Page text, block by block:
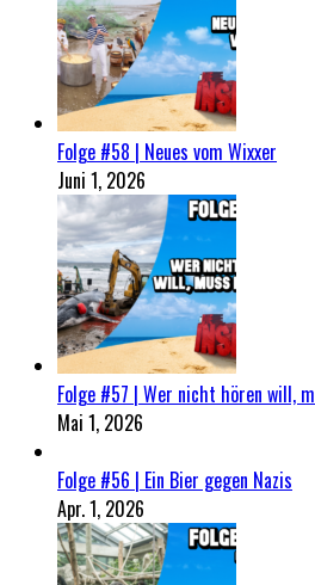
Folge #58 | Neues vom Wixxer
Juni 1, 2026
Folge #57 | Wer nicht hören will,
Mai 1, 2026
Folge #56 | Ein Bier gegen Nazis
Apr. 1, 2026